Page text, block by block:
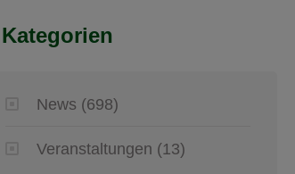
Kategorien
News (698)
Veranstaltungen (13)